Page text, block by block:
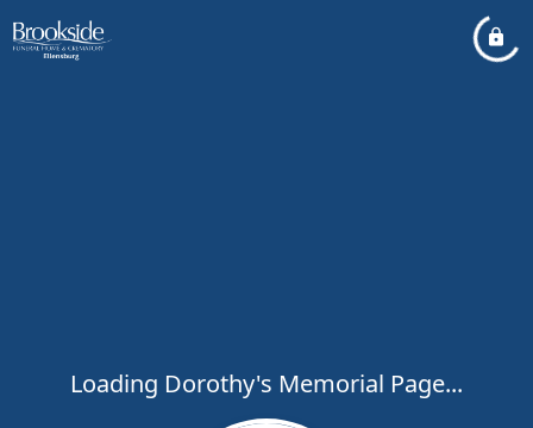
Loading Dorothy's Memorial Page...